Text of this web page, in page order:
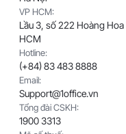
VP HCM:
Lầu 3, số 222 Hoàng Hoa
HCM
Hotline:
(+84) 83 483 8888
Email:
Support@1office.vn
Tổng đài CSKH:
1900 3313